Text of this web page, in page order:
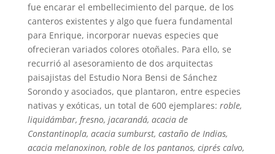
fue encarar el embellecimiento del parque, de los
canteros existentes y algo que fuera fundamental
para Enrique, incorporar nuevas especies que
ofrecieran variados colores otoñales. Para ello, se
recurrió al asesoramiento de dos arquitectas
paisajistas del Estudio Nora Bensi de Sánchez
Sorondo y asociados, que plantaron, entre especies
nativas y exóticas, un total de 600 ejemplares: roble,
liquidámbar, fresno, jacarandá, acacia de
Constantinopla, acacia sumburst, castaño de Indias,
acacia melanoxinon, roble de los pantanos, ciprés calvo,